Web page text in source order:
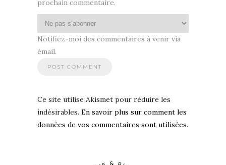
prochain commentaire.
Notifiez-moi des commentaires à venir via
émail.
Ce site utilise Akismet pour réduire les
indésirables. En savoir plus sur comment les
données de vos commentaires sont utilisées.